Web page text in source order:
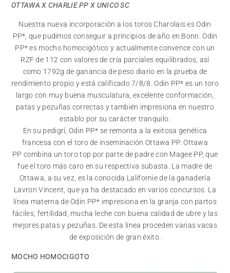
OTTAWA X CHARLIE PP X UNICO SC
Nuestra nueva incorporación a los toros Charolais es Odin
PP*, que pudimos conseguir a principios de año en Bonn. Odin
PP* es mocho homocigótico y actualmente convence con un
RZF de 112 con valores de cría parciales equilibrados, así
como 1792g de ganancia de peso diario en la prueba de
rendimiento propio y está calificado 7/8/8. Odin PP* es un toro
largo con muy buena musculatura, excelente conformación,
patas y pezuñas correctas y también impresiona en nuestro
establo por su carácter tranquilo.
En su pedigrí, Odin PP* se remonta a la exitosa genética
francesa con el toro de inseminación Ottawa PP. Ottawa
PP combina un toro top por parte de padre con Magee PP, que
fue el toro más caro en su respectiva subasta. La madre de
Ottawa, a su vez, es la conocida Lalifornie de la ganadería
Lavron Vincent, que ya ha destacado en varios concursos. La
línea materna de Odin PP* impresiona en la granja con partos
fáciles, fertilidad, mucha leche con buena calidad de ubre y las
mejores patas y pezuñas. De esta línea proceden varias vacas
de exposición de gran éxito.
MOCHO HOMOCIGOTO